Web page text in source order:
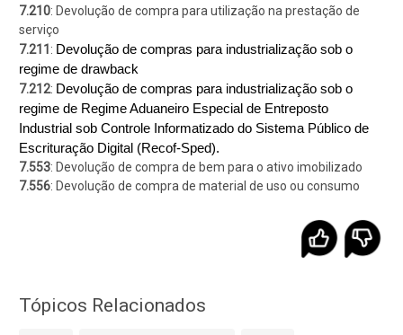
7.210: Devolução de compra para utilização na prestação de
serviço
7.211: Devolução de compras para industrialização sob o
regime de drawback
7.212: Devolução de compras para industrialização sob o
regime de Regime Aduaneiro Especial de Entreposto
Industrial sob Controle Informatizado do Sistema Público de
Escrituração Digital (Recof-Sped).
7.553: Devolução de compra de bem para o ativo imobilizado
7.556: Devolução de compra de material de uso ou consumo
Tópicos Relacionados